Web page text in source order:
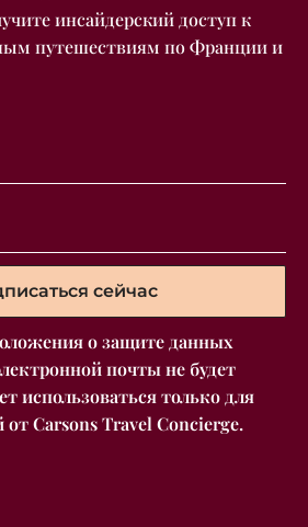
инсайдерский доступ к
путешествиям по Франции и
сейчас
о защите данных
почты не будет
использоваться только для
Carsons Travel Concierge.